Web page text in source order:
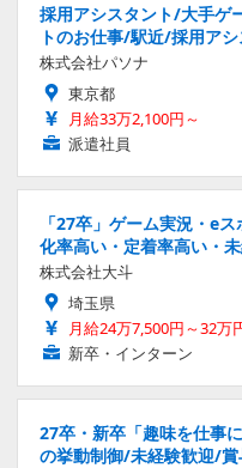
採用アシスタント/大手ゲ
トのお仕事/駅近/採用ア
株式会社パソナ
東京都
月給33万2,100円～
派遣社員
「27卒」ゲーム実況・e
化率高い・定着率高い・
株式会社大斗
埼玉県
月給24万7,500円～32万
新卒・インターン
27卒・新卒「趣味を仕事
の挙動制御/未経験歓迎/賞